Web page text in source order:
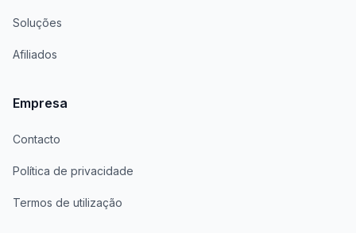
Soluções
Afiliados
Empresa
Contacto
Política de privacidade
Termos de utilização